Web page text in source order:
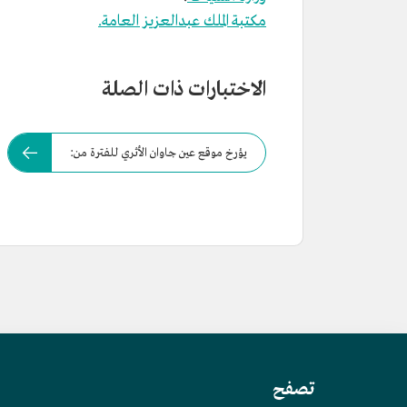
مكتبة الملك عبدالعزيز العامة.
الاختبارات ذات الصلة
يؤرخ موقع عين جاوان الأثري للفترة من:
تصفح